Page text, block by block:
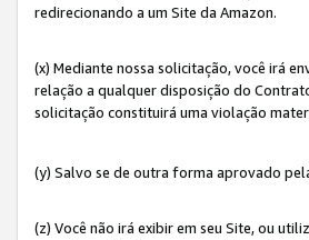
redirecionando a um Site da Amazon.
(x) Mediante nossa solicitação, você irá
relação a qualquer disposição do
solicitação constituirá uma violação
(y) Salvo se de outra forma aprovado
(z) Você não irá exibir em seu Site, ou